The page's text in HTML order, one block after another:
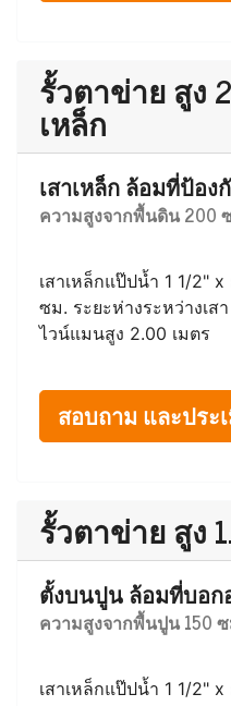
เสาเหล็ก ล้อมที่บอ
ความสูงจากพื้นดิน 150 ซม
เสาเหล็กแป๊ปน้ำ 1 1/2" x
ซม. ระยะห่างระหว่างเส
ไวน์แมนสูง 1.42 เมตร
สอบถาม และประ
รั้วตาข่าย สูง
เสาเหล็ก ล้อมที่ป้อ
ความสูงจากพื้นดิน 200
เสาเหล็กแป๊ปน้ำ 1 1/2" x
ไวน์แมนสูง 2.00 เมตร